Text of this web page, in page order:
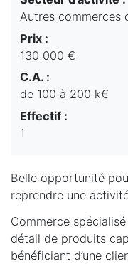
Autres commerces
Prix :
130 000 €
C.A. :
de 100 à 200 k€
Effectif :
1
Belle opportunité
reprendre une
Commerce
détail de produits
bénéficiant d’une